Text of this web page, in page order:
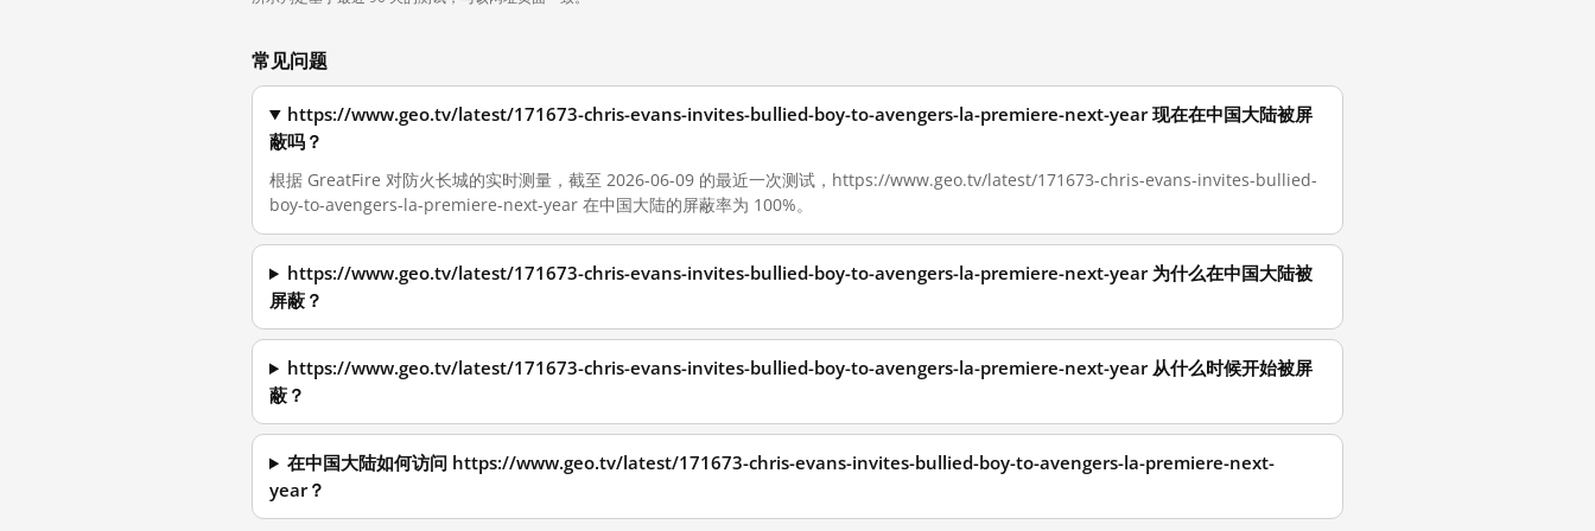
常见问题
https://www.geo.tv/latest/171673-chris-evans-invites-bullied-boy-to-avengers-la-premiere-next-year 现在在中国大陆被屏
蔽吗？
根据 GreatFire 对防火长城的实时测量，截至 2026-06-09 的最近一次测试，https://www.geo.tv/latest/171673-chris-evans-invites-bullied-
boy-to-avengers-la-premiere-next-year 在中国大陆的屏蔽率为 100%。
https://www.geo.tv/latest/171673-chris-evans-invites-bullied-boy-to-avengers-la-premiere-next-year 为什么在中国大陆被
屏蔽？
https://www.geo.tv/latest/171673-chris-evans-invites-bullied-boy-to-avengers-la-premiere-next-year 从什么时候开始被屏
蔽？
在中国大陆如何访问 https://www.geo.tv/latest/171673-chris-evans-invites-bullied-boy-to-avengers-la-premiere-next-
year？